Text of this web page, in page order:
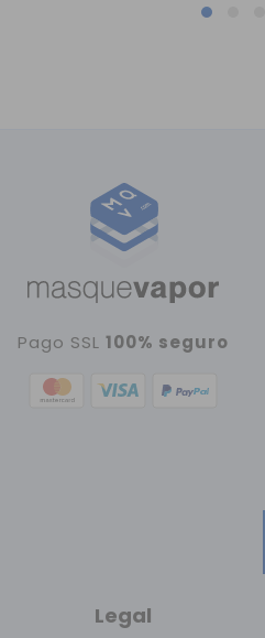
Pago SSL100% seguro
Legal